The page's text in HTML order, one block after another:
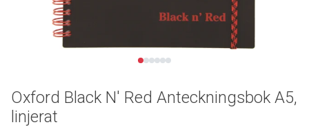
Oxford Black N' Red Anteckningsbok A5,
linjerat